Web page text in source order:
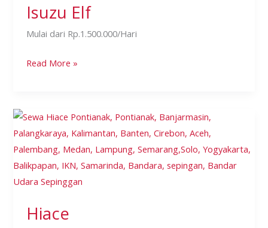
Isuzu Elf
Mulai dari Rp.1.500.000/Hari
Read More »
Hiace
Hiace